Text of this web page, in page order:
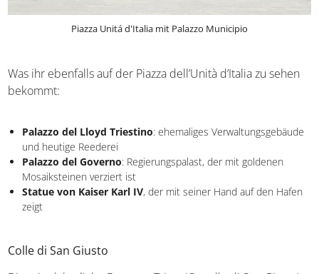
Piazza Unitá d'Italia mit Palazzo Municipio
bekommt:
Verwaltungsgebäude und heutige Reederei
Palazzo del Governo
Mosaiksteinen verziert ist
Statue von Kaiser Karl IV
Hafen zeigt